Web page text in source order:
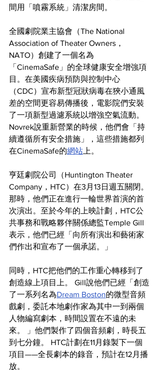
間用「噴霧系統」清潔房間。
全國劇院業主協會（The National
Association of Theater Owners，
NATO）創建了一個名為
「CinemaSafe」的全球健康安全增強項
目。在美國疾病預防與控制中心
（CDC）宣布新型冠狀病毒在狹小通風
差的空間更容易傳播後，電影院們安裝
了一項新型過濾系統以增強空氣流動。
Novrek說重新營業的時候，他們會「持
續遵循所有安全措施」，這些措施都列
在CinemaSafe的網站 上。
亨廷劇院公司（Huntington Theater
Company，HTC）在3月13日週五關閉。
那時，他們正在進行一輪世界首演的首
次演出。至於今年的上映計劃，HTC公
共事務和戰略夥伴關係總監Temple Gill
表示，他們已經「向所有演出和藝術家
們作出和宣布了一個承諾。」
同時，HTC把他們的工作重心轉移到了
創造線上項目上。 Gill說他們已經「創造
了一系列名為Dream Boston的微型音頻
戲劇，委託本地劇作家為其中一到兩個
人物編寫劇本，時間設置在不遠的未
來。 」他們製作了四個音頻劇，時長五
到七分鐘。 HTC計劃在11月錄製下一個
項目——全長劇本的錄音，預計在12月播
放。